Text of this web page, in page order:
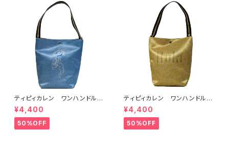
ティピィカレン ワンハンドルバ
ードブルーグリッター2WAYバゲ
ットバッグ
¥4,400
50%OFF
ティピィカレン ワンハンドルホ
ースゴールド2WAYバゲットバッ
グ
¥4,400
50%OFF